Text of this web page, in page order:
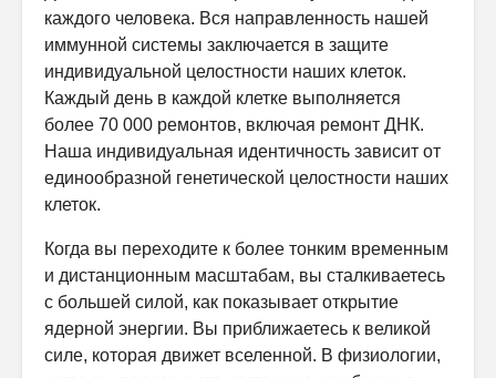
каждого человека. Вся направленность нашей
иммунной системы заключается в защите
индивидуальной целостности наших клеток.
Каждый день в каждой клетке выполняется
более 70 000 ремонтов, включая ремонт ДНК.
Наша индивидуальная идентичность зависит от
единообразной генетической целостности наших
клеток.
Когда вы переходите к более тонким временным
и дистанционным масштабам, вы сталкиваетесь
с большей силой, как показывает открытие
ядерной энергии. Вы приближаетесь к великой
силе, которая движет вселенной. В физиологии,